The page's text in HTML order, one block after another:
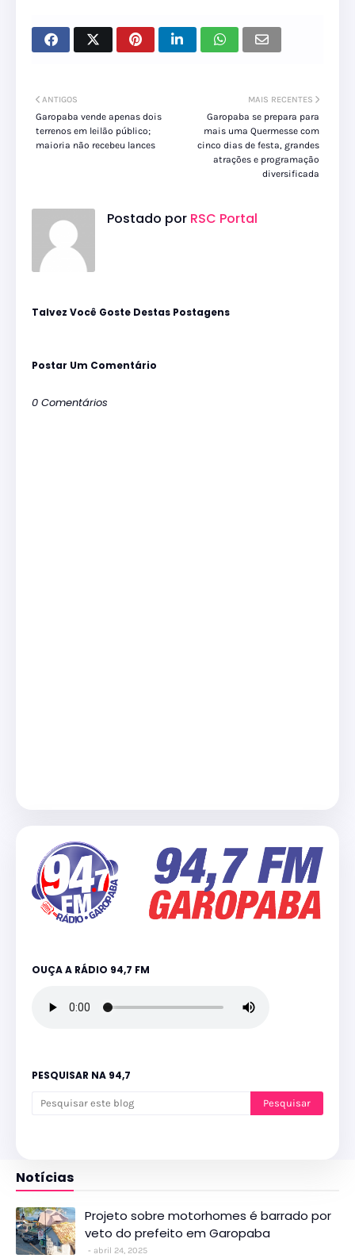
MAIS RECENTES
Garopaba se prepara para
mais uma Quermesse com
cinco dias de festa, grandes
atrações e programação
diversificada
ANTIGOS
Garopaba vende apenas dois
terrenos em leilão público;
maioria não recebeu lances
Postado por RSC Portal
Talvez Você Goste Destas Postagens
Postar Um Comentário
0 Comentários
OUÇA A RÁDIO 94,7 FM
PESQUISAR NA 94,7
Notícias
Projeto sobre motorhomes é barrado por
veto do prefeito em Garopaba
abril 24, 2025